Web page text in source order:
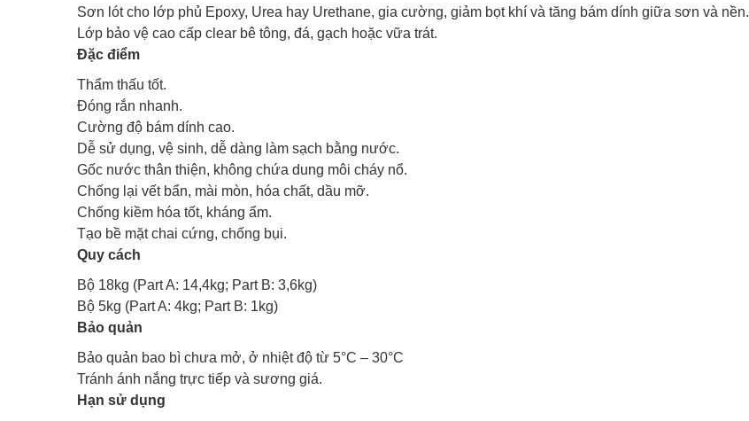
Sơn lót cho lớp phủ Epoxy, Urea hay Urethane, gia cường, giảm bọt khí và tăng bám dính giữa sơn và nền.
Lớp bảo vệ cao cấp clear bê tông, đá, gạch hoặc vữa trát.
Đặc điểm
Thẩm thấu tốt.
Đóng rắn nhanh.
Cường độ bám dính cao.
Dễ sử dụng, vệ sinh, dễ dàng làm sạch bằng nước.
Gốc nước thân thiện, không chứa dung môi cháy nổ.
Chống lại vết bẩn, mài mòn, hóa chất, dầu mỡ.
Chống kiềm hóa tốt, kháng ẩm.
Tạo bề mặt chai cứng, chống bụi.
Quy cách
Bộ 18kg (Part A: 14,4kg; Part B: 3,6kg)
Bộ 5kg (Part A: 4kg; Part B: 1kg)
Bảo quản
Bảo quản bao bì chưa mở, ở nhiệt độ từ 5°C – 30°C
Tránh ánh nắng trực tiếp và sương giá.
Hạn sử dụng